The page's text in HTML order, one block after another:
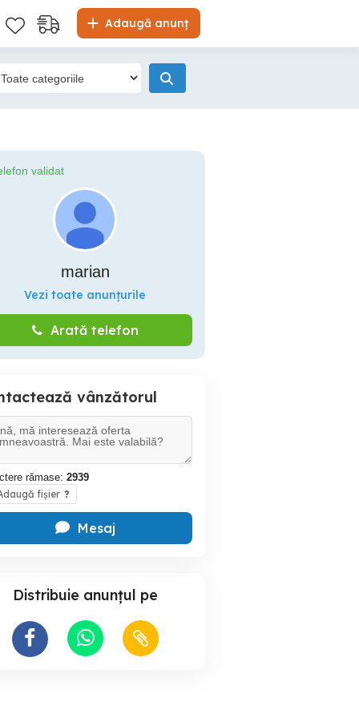
Adaugă anunț
validat
marian
Vezi toate anunțurile
Arată telefon
vânzătorul
rămase: 2939
fișier ?
Mesaj
Distribuie anunțul pe